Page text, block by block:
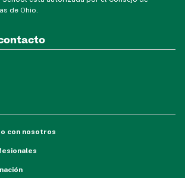
de Ohio.
con nosotros